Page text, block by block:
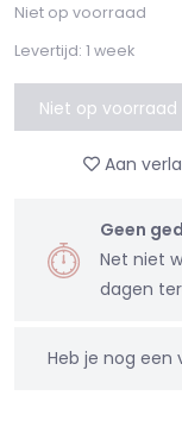
Niet op voorraad
Levertijd: 1 week
Niet op voorraad
Aan
Geen
Net niet
dagen
Heb je nog een